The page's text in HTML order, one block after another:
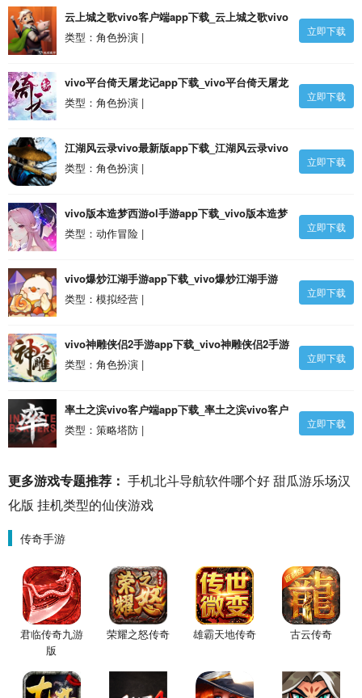
云上城之歌vivo客户端app下载_云上城之歌vivo
客户端v10.45 安卓版
类型：角色扮演 | 立即下载
vivo平台倚天屠龙记app下载_vivo平台倚天屠龙
记v1.7.16 安卓版
类型：角色扮演 | 立即下载
江湖风云录vivo最新版app下载_江湖风云录vivo
最新版v5.38 安卓版
类型：角色扮演 | 立即下载
vivo版本造梦西游ol手游app下载_vivo版本造梦
西游ol手游v14.0.2 安卓最新版安卓版
类型：动作冒险 | 立即下载
vivo爆炒江湖手游app下载_vivo爆炒江湖手游
v1.27 安卓版
类型：模拟经营 | 立即下载
vivo神雕侠侣2手游app下载_vivo神雕侠侣2手游
v1.43.0 安卓版
类型：角色扮演 | 立即下载
率土之滨vivo客户端app下载_率土之滨vivo客户
端v6.2.3 安卓版
类型：策略塔防 | 立即下载
更多游戏专题推荐： 手机北斗导航软件哪个好甜瓜游乐场汉
化版 挂机类型的仙侠游戏
传奇手游
君临传奇九游
版
荣耀之怒传奇 雄霸天地传奇 古云传奇